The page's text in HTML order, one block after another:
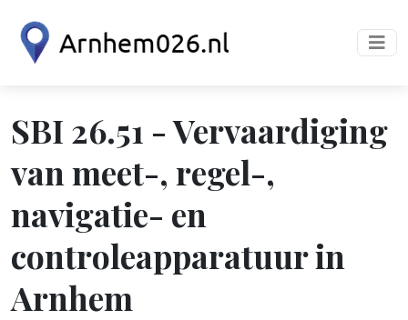
SBI 26.51 - Vervaardiging
van meet-, regel-,
navigatie- en
controleapparatuur in
Arnhem